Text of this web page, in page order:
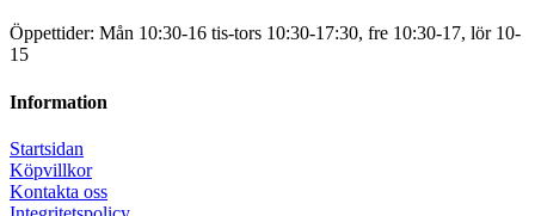
Öppettider: Mån 10:30-16 tis-tors 10:30-17:30, fre 10:30-17, lör 10-
15
Information
Startsidan
Köpvillkor
Kontakta oss